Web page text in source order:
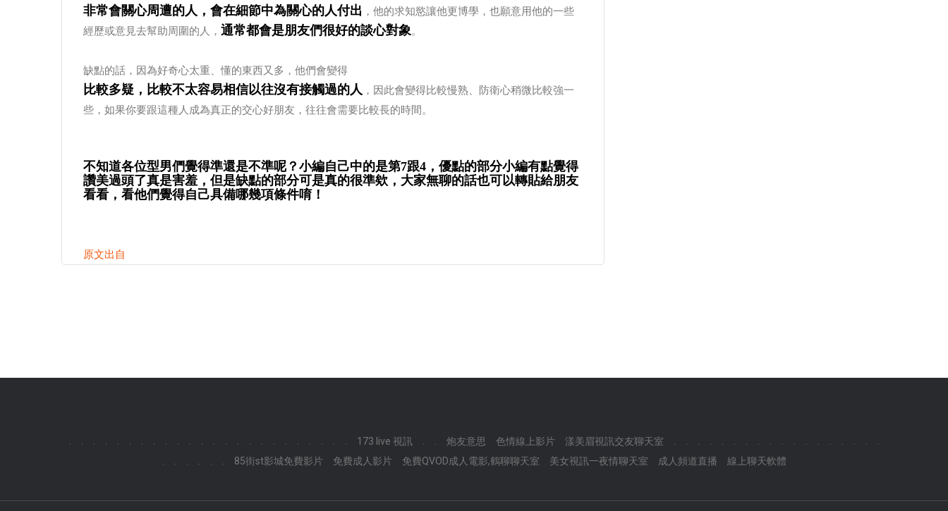
非常會關心周遭的人，會在細節中為關心的人付出 ，他的求知慾讓他更博學，也願意用他的一些
經歷或意見去幫助周圍的人， 通常都會是朋友們很好的談心對象。
缺點的話，因為好奇心太重、懂的東西又多，他們會變得
比較多疑，比較不太容易相信以往沒有接觸過的人 ，因此會變得比較慢熟、防衛心稍微比較強一
些，如果你要跟這種人成為真正的交心好朋友，往往會需要比較長的時間。
不知道各位型男們覺得準還是不準呢？小編自己中的是第7跟4，優點的部分小編有點覺得
讚美過頭了真是害羞，但是缺點的部分可是真的很準欸，大家無聊的話也可以轉貼給朋友
看看，看他們覺得自己具備哪幾項條件唷！
原文出自
173 live 視訊 炮友意思 色情線上影片 漾美眉視訊交友聊天室
85街st影城免費影片 免費成人影片 免費QVOD成人電影,鶴聊聊天室 美女視訊一夜情聊天室 成人頻道直播 線上聊天軟體